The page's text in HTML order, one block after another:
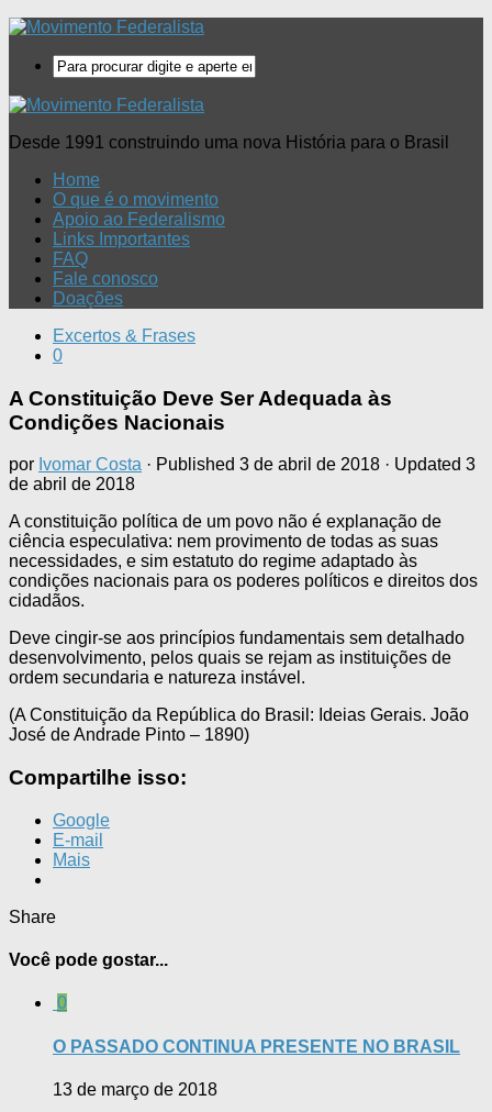
Desde 1991 construindo uma nova História para o Brasil
Home
O que é o movimento
Apoio ao Federalismo
Links Importantes
FAQ
Fale conosco
Doações
Excertos & Frases
0
A Constituição Deve Ser Adequada às
Condições Nacionais
por Ivomar Costa · Published 3 de abril de 2018 · Updated 3
de abril de 2018
A constituição política de um povo não é explanação de
ciência especulativa: nem provimento de todas as suas
necessidades, e sim estatuto do regime adaptado às
condições nacionais para os poderes políticos e direitos dos
cidadãos.
Deve cingir-se aos princípios fundamentais sem detalhado
desenvolvimento, pelos quais se rejam as instituições de
ordem secundaria e natureza instável.
(A Constituição da República do Brasil: Ideias Gerais. João
José de Andrade Pinto – 1890)
Compartilhe isso:
Google
E-mail
Mais
Share
Você pode gostar...
0
O PASSADO CONTINUA PRESENTE NO BRASIL
13 de março de 2018